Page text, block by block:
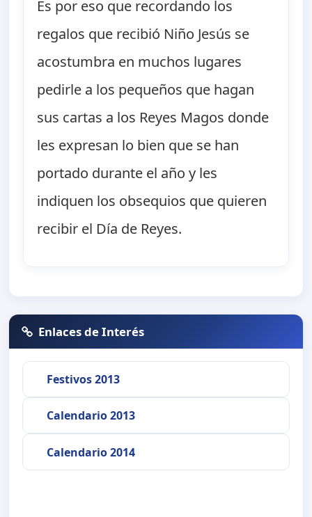
Es por eso que recordando los
regalos que recibió Niño Jesús se
acostumbra en muchos lugares
pedirle a los pequeños que hagan
sus cartas a los Reyes Magos donde
les expresan lo bien que se han
portado durante el año y les
indiquen los obsequios que quieren
recibir el Día de Reyes.
Enlaces de Interés
Festivos 2013
Calendario 2013
Calendario 2014